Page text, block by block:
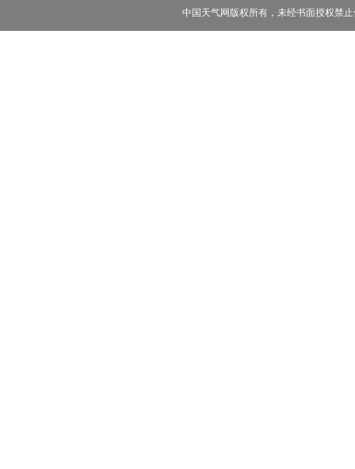
中国天气网版权所有，未经书面授权